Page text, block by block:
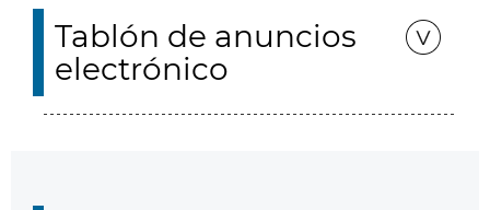
Tablón de anuncios
electrónico